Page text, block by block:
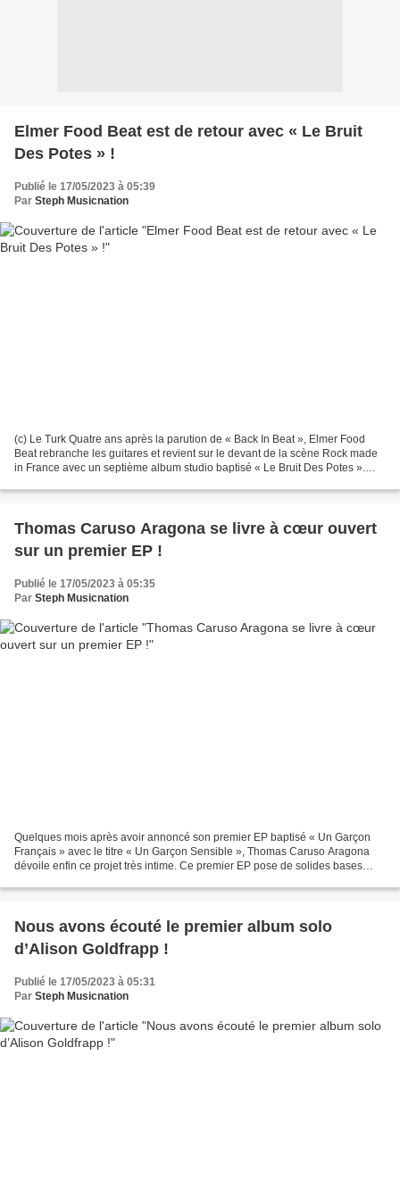
Elmer Food Beat est de retour avec « Le Bruit
Des Potes » !
Publié le 17/05/2023 à 05:39
Par Steph Musicnation
(c) Le Turk Quatre ans après la parution de « Back In Beat », Elmer Food
Beat rebranche les guitares et revient sur le devant de la scène Rock made
in France avec un septième album studio baptisé « Le Bruit Des Potes ».
Thomas Caruso Aragona se livre à cœur ouvert
sur un premier EP !
Publié le 17/05/2023 à 05:35
Par Steph Musicnation
Quelques mois après avoir annoncé son premier EP baptisé « Un Garçon
Français » avec le titre « Un Garçon Sensible », Thomas Caruso Aragona
dévoile enfin ce projet très intime. Ce premier EP pose de solides bases
Nous avons écouté le premier album solo
d’Alison Goldfrapp !
Publié le 17/05/2023 à 05:31
Par Steph Musicnation